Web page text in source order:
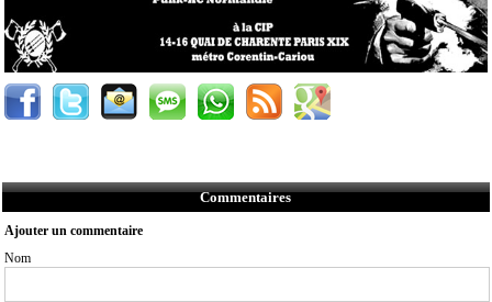
Commentaires
Ajouter un commentaire
Nom